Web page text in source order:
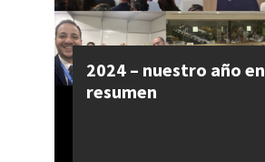
2024 – nuestro año en
resumen